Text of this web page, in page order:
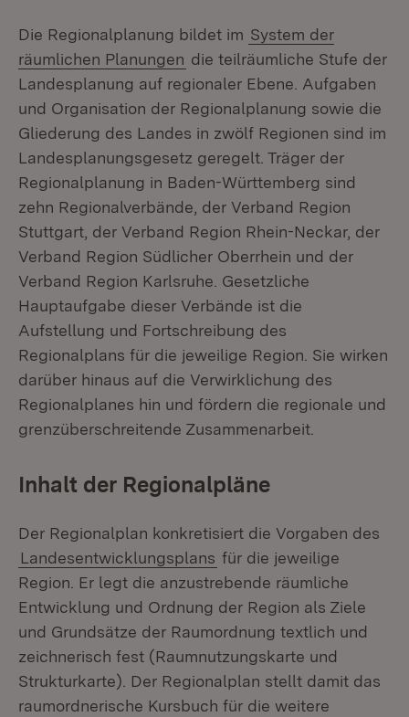
Die Regionalplanung bildet im System der
räumlichen Planungen die teilräumliche Stufe der
Landesplanung auf regionaler Ebene. Aufgaben
und Organisation der Regionalplanung sowie die
Gliederung des Landes in zwölf Regionen sind im
Landesplanungsgesetz geregelt. Träger der
Regionalplanung in Baden-Württemberg sind
zehn Regionalverbände, der Verband Region
Stuttgart, der Verband Region Rhein-Neckar, der
Verband Region Südlicher Oberrhein und der
Verband Region Karlsruhe. Gesetzliche
Hauptaufgabe dieser Verbände ist die
Aufstellung und Fortschreibung des
Regionalplans für die jeweilige Region. Sie wirken
darüber hinaus auf die Verwirklichung des
Regionalplanes hin und fördern die regionale und
grenzüberschreitende Zusammenarbeit.
Inhalt der Regionalpläne
Der Regionalplan konkretisiert die Vorgaben des
Landesentwicklungsplans für die jeweilige
Region. Er legt die anzustrebende räumliche
Entwicklung und Ordnung der Region als Ziele
und Grundsätze der Raumordnung textlich und
zeichnerisch fest (Raumnutzungskarte und
Strukturkarte). Der Regionalplan stellt damit das
raumordnerische Kursbuch für die weitere